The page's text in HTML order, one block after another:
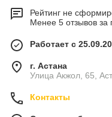
Рейтинг не
Менее 5 отзывов за
Работает с
г. Астана
Улица Акжол, 65,
Контакты